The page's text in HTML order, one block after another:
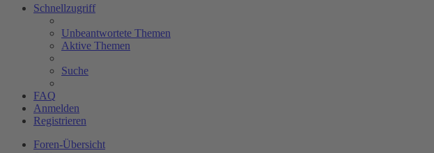
Schnellzugriff
Unbeantwortete Themen
Aktive Themen
Suche
FAQ
Anmelden
Registrieren
Foren-Übersicht